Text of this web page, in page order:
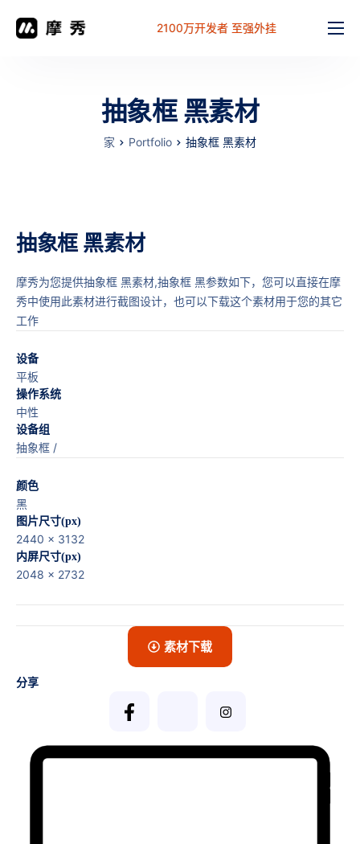
2100万开发者 至强外挂
抽象框 黑素材
家 Portfolio 抽象框 黑素材
抽象框 黑素材
摩秀为您提供抽象框 黑素材,抽象框 黑参数如下，您可以直接在摩
秀中使用此素材进行截图设计，也可以下载这个素材用于您的其它
工作
设备
平板
操作系统
中性
设备组
抽象框 /
颜色
黑
图片尺寸(px)
2440 x 3132
内屏尺寸(px)
2048 x 2732
素材下载
分享